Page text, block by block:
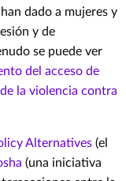
dado a mujeres y
y de
se puede ver
del acceso de
la violencia contra
Alternatives (el
(una iniciativa